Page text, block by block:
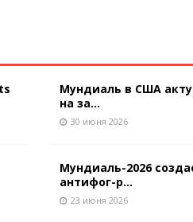
Мундиаль в США
на за...
30 июня 2026
Мундиаль-2026
антифог-р...
23 июня 2026